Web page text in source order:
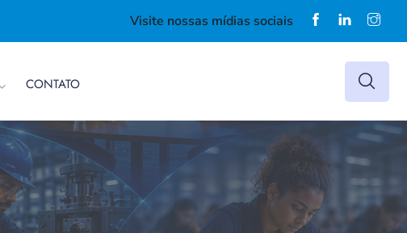
Visite nossas mídias sociais
CONTATO